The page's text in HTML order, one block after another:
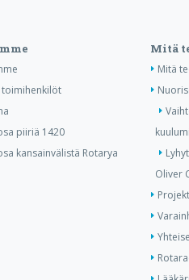
toimihenkilöt
piiriä 1420
kansainvälistä Rotarya
Mitä
Mitä
Oliver